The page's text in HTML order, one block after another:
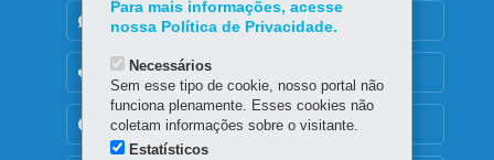
DENUNCIE CORRUPÇÃO
OUVIDORIA
TRANSPARÊNCIA INSTITUCIONAL
Para mais informações, acesse
nossa Política de Privacidade.
Necessários
Sem esse tipo de cookie, nosso portal não
funciona plenamente. Esses cookies não
coletam informações sobre o visitante.
Estatísticos